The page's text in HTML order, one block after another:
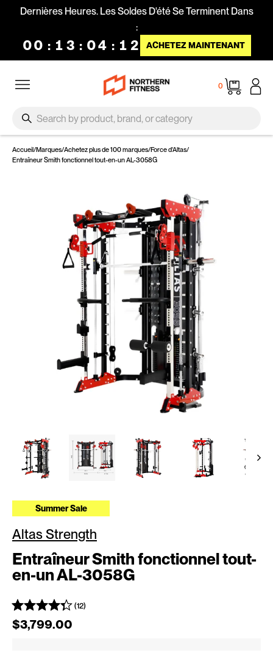
Passer au contenu
Dernières Heures. Les Soldes D'été Se Terminent Dans
:
00 : 13 : 04 : 11 ACHETEZ MAINTENANT
0
Panier
Recherche
Accueil/Marques/Achetez plus de 100 marques/Force d'Altas/
Entraîneur Smith fonctionnel tout-en-un AL-3058G
Summer Sale
Altas Strength
Entraîneur Smith fonctionnel tout-
en-un AL-3058G
(12)
Prix régulier
$3,799.00